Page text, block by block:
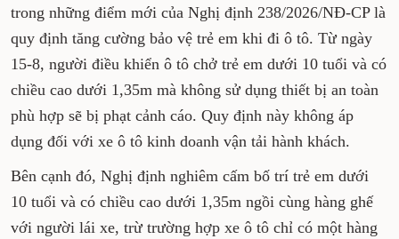
trong những điểm mới của Nghị định 238/2026/NĐ-CP là
quy định tăng cường bảo vệ trẻ em khi đi ô tô. Từ ngày
15-8, người điều khiển ô tô chở trẻ em dưới 10 tuổi và có
chiều cao dưới 1,35m mà không sử dụng thiết bị an toàn
phù hợp sẽ bị phạt cảnh cáo. Quy định này không áp
dụng đối với xe ô tô kinh doanh vận tải hành khách.
Bên cạnh đó, Nghị định nghiêm cấm bố trí trẻ em dưới
10 tuổi và có chiều cao dưới 1,35m ngồi cùng hàng ghế
với người lái xe, trừ trường hợp xe ô tô chỉ có một hàng